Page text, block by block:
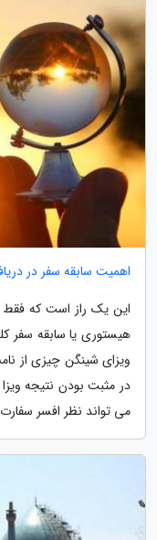
اهمیت سابقه سفر در
این یک راز است که فقط
هیستوری یا سابقه سفر
ویزای شینگن چیزی از
در مثبت بودن نتیجه
می تواند نظر افسر